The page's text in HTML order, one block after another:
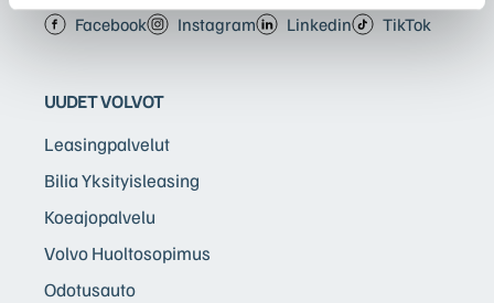
Facebook Instagram Linkedin TikTok
UUDET VOLVOT
Leasingpalvelut
Bilia Yksityisleasing
Koeajopalvelu
Volvo Huoltosopimus
Odotusauto